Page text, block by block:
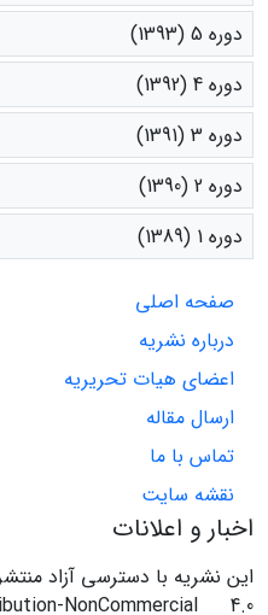
دوره 5 (1393)
دوره 4 (1392)
دوره 3 (1391)
دوره 2 (1390)
دوره 1 (1389)
صفحه اصلی
درباره نشریه
اعضای هیات تحریریه
ارسال مقاله
تماس با ما
نقشه سایت
اخبار و اعلانات
این نشریه با دسترسی آزاد
NonCommercial 4.0